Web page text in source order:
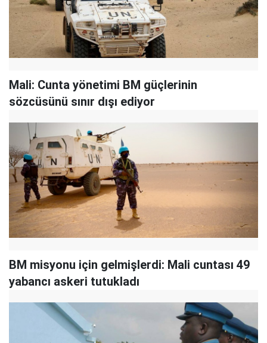
Mali: Cunta yönetimi BM güçlerinin
sözcüsünü sınır dışı ediyor
BM misyonu için gelmişlerdi: Mali cuntası 49
yabancı askeri tutukladı